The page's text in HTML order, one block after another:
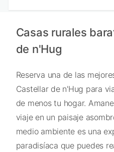
Casas rurales
de n'Hug
Reserva una de las
Castellar de n'Hug para
de menos tu hogar.
viaje en un paisaje
medio ambiente es una
paradisíaca que puedes